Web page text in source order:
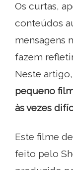
Os curtas,
conteúdos
mensagens
fazem
Neste artigo,
pequeno
às vezes
Este filme
feito pelo